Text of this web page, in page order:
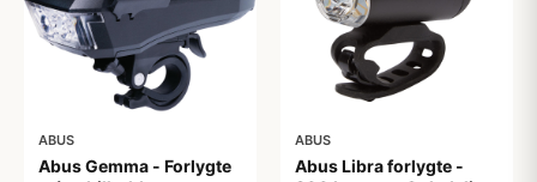
ABUS
Abus Gemma - Forlygte
ABUS
Abus Libra forlygte -